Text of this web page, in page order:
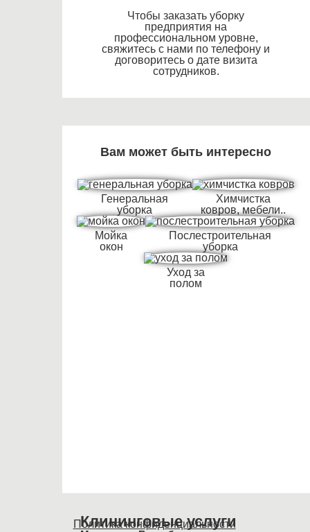
Чтобы заказать уборку
предприятия на
профессиональном уровне,
свяжитесь с нами по телефону и
договоритесь о дате визита
сотрудников.
Вам может быть интересно
Генеральная
уборка
Химчистка
ковров, мебели..
Мойка
окон
Послестроительная
уборка
Уход за
полом
Клининговые услуги
Политика конфиденциальности